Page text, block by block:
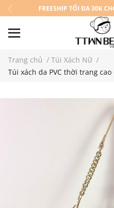
FREESHIP TỐI ĐA 30K
Trang chủ / Túi Xách Nữ /
Túi xách da PVC thời trang cao